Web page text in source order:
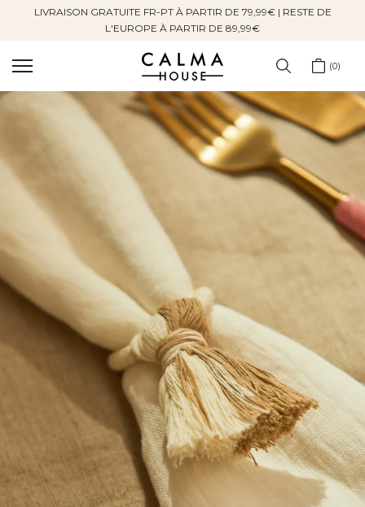
SauterLIVRAISON GRATUITE FR-PT À PARTIR DE 79,99€ | RESTE DE
L'EUROPE À PARTIR DE 89,99€
0